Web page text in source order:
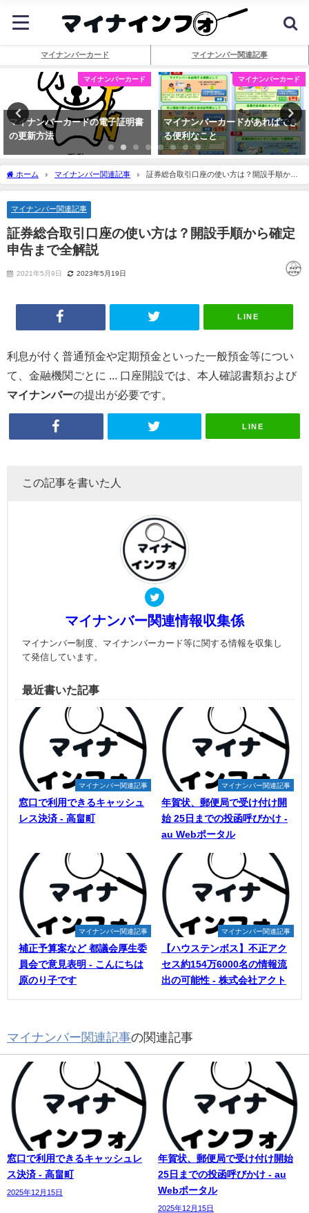
マイナンバーカード マイナンバー関連記事
マイナンバーカード
マイナンバーカードの電子証明書
の更新方法
マイナンバーカード
マイナンバーカードがあればでき
る便利なこと
ホーム マイナンバー関連記事
証券総合取引口座の使い方は？開設手順から
確定申告まで全解説
マイナンバー関連記事
証券総合取引口座の使い方は？開設手順から確定
申告まで全解説
2021年5月9日 2023年5月19日
LINE
利息が付く普通預金や定期預金といった一般預金等につい
て、金融機関ごとに ... 口座開設では、本人確認書類および
マイナンバーの提出が必要です。
LINE
この記事を書いた人
マイナンバー関連情報収集係
マイナンバー制度、マイナンバーカード等に関する情報を収集し
て発信しています。
最近書いた記事
マイナンバー関連記事
窓口で利用できるキャッシュ
レス決済 - 高畠町
マイナンバー関連記事
年賀状、郵便局で受け付け開
始 25日までの投函呼びかけ -
au Webポータル
マイナンバー関連記事
補正予算案など 都議会厚生委
員会で意見表明 - こんにちは
原のり子です
マイナンバー関連記事
【ハウステンボス】不正アク
セス約154万6000名の情報流
出の可能性 - 株式会社アクト
マイナンバー関連記事の関連記事
窓口で利用できるキャッシュレ
ス決済 - 高畠町
2025年12月15日
年賀状、郵便局で受け付け開始
25日までの投函呼びかけ - au
Webポータル
2025年12月15日